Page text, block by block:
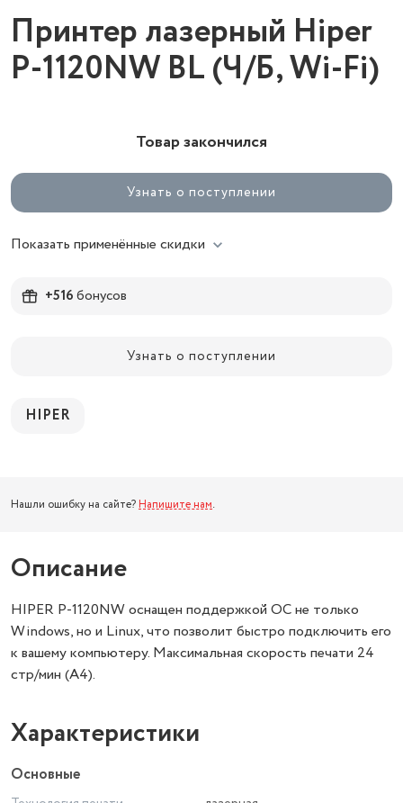
Принтер лазерный Hiper
P-1120NW BL (Ч/Б, Wi-Fi)
Товар закончился
Узнать о поступлении
Показать применённые скидки
+516бонусов
Узнать о поступлении
HIPER
Нашли ошибку на сайте? Напишите нам.
Описание
HIPER P-1120NW оснащен поддержкой ОС не только
Windows, но и Linux, что позволит быстро подключить его
к вашему компьютеру. Максимальная скорость печати 24
стр/мин (A4).
Характеристики
Основные